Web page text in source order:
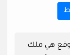
هي ملك